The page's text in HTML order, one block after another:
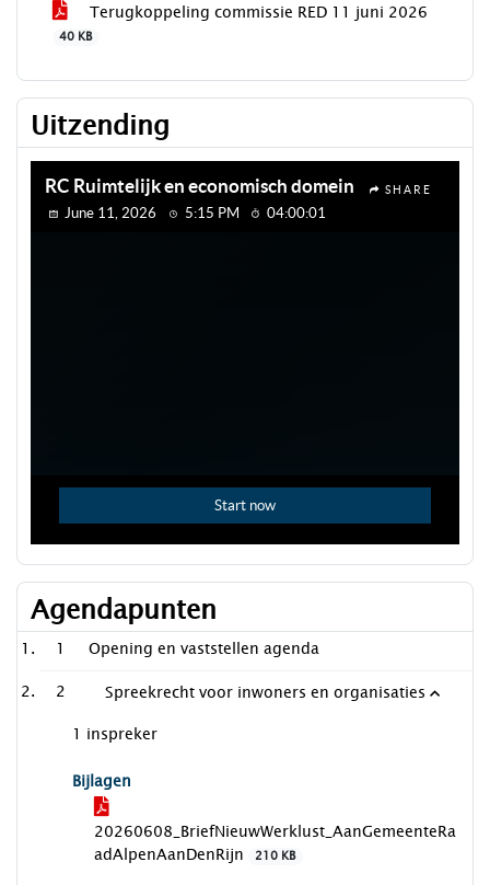
Terugkoppeling commissie RED 11 juni 2026
40 KB
Uitzending
Agendapunten
1
Opening en vaststellen agenda
2
Spreekrecht voor inwoners en organisaties
1 inspreker
Bijlagen
20260608_BriefNieuwWerklust_AanGemeenteRa
adAlpenAanDenRijn
210 KB